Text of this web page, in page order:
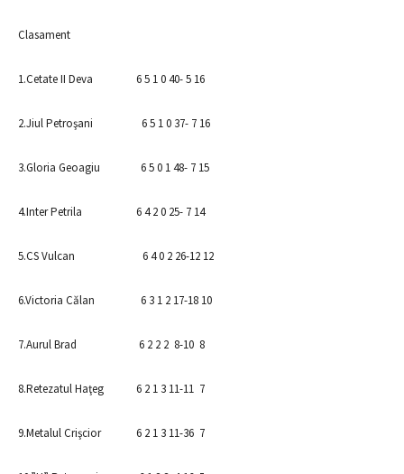
Clasament
1.Cetate II Deva 6 5 1 0 40- 5 16
2.Jiul Petroşani 6 5 1 0 37- 7 16
3.Gloria Geoagiu 6 5 0 1 48- 7 15
4.Inter Petrila 6 4 2 0 25- 7 14
5.CS Vulcan 6 4 0 2 26-12 12
6.Victoria Călan 6 3 1 2 17-18 10
7.Aurul Brad 6 2 2 2 8-10 8
8.Retezatul Haţeg 6 2 1 3 11-11 7
9.Metalul Crişcior 6 2 1 3 11-36 7